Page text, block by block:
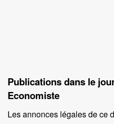
Publications dans le
Economiste
Les annonces légales de ce